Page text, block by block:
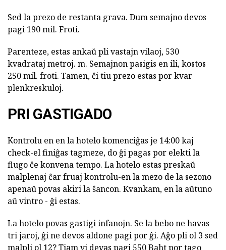
Sed la prezo de restanta grava. Dum semajno devos
pagi 190 mil. Froti.
Parenteze, estas ankaŭ pli vastajn vilaoj, 530
kvadrataj metroj. m. Semajnon pasigis en ili, kostos
250 mil. froti. Tamen, ĉi tiu prezo estas por kvar
plenkreskuloj.
PRI GASTIGADO
Kontrolu en en la hotelo komenciĝas je 14:00 kaj
check-el finiĝas tagmeze, do ĝi pagas por elekti la
flugo ĉe konvena tempo. La hotelo estas preskaŭ
malplenaj ĉar fruaj kontrolu-en la mezo de la sezono
apenaŭ povas akiri la ŝancon. Kvankam, en la aŭtuno
aŭ vintro - ĝi estas.
La hotelo povas gastigi infanojn. Se la bebo ne havas
tri jaroj, ĝi ne devos aldone pagi por ĝi. Aĝo pli ol 3 sed
malpli ol 12? Tiam vi devas pagi 550 Baht por tago